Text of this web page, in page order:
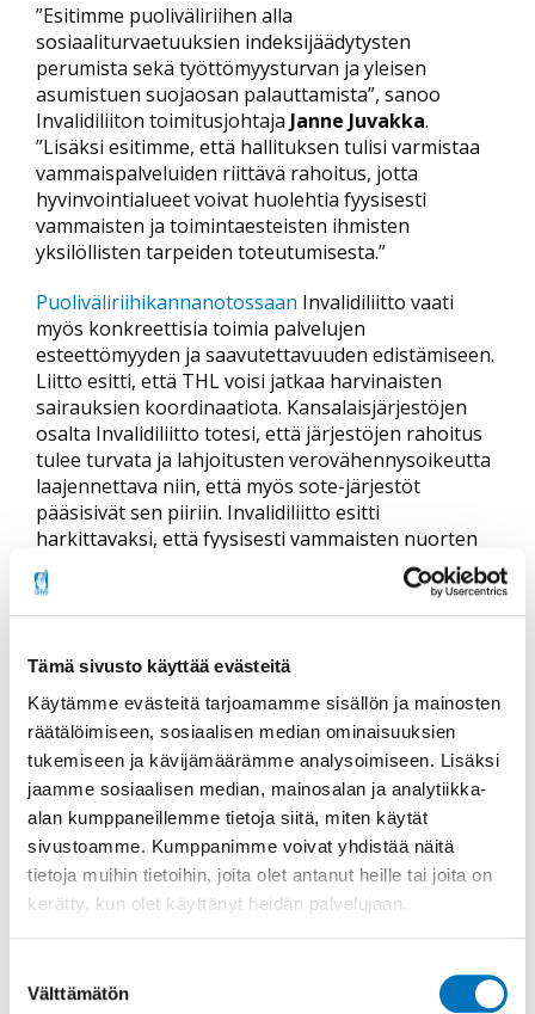
Tämä sivusto käyttää evästeitä
Käytämme evästeitä tarjoamamme sisällön ja mainosten
räätälöimiseen, sosiaalisen median ominaisuuksien
tukemiseen ja kävijämäärämme analysoimiseen. Lisäksi
jaamme sosiaalisen median, mainosalan ja analytiikka-
alan kumppaneillemme tietoja siitä, miten käytät
sivustoamme. Kumppanimme voivat yhdistää näitä
tietoja muihin tietoihin, joita olet antanut heille tai joita on
kerätty, kun olet käyttänyt heidän palvelujaan.
valinta
Välttämätön
”Esitimme puoliväliriihen alla
sosiaaliturvaetuuksien indeksijäädytysten
perumista sekä työttömyysturvan ja yleisen
asumistuen suojaosan palauttamista”, sanoo
Invalidiliiton toimitusjohtaja Janne Juvakka.
”Lisäksi esitimme, että hallituksen tulisi varmistaa
vammaispalveluiden riittävä rahoitus, jotta
hyvinvointialueet voivat huolehtia fyysisesti
vammaisten ja toimintaesteisten ihmisten
yksilöllisten tarpeiden toteutumisesta.”
Puoliväliriihikannanotossaan Invalidiliitto vaati
myös konkreettisia toimia palvelujen
esteettömyyden ja saavutettavuuden edistämiseen.
Liitto esitti, että THL voisi jatkaa harvinaisten
sairauksien koordinaatiota. Kansalaisjärjestöjen
osalta Invalidiliitto totesi, että järjestöjen rahoitus
tulee turvata ja lahjoitusten verovähennysoikeutta
laajennettava niin, että myös sote-järjestöt
pääsisivät sen piiriin. Invalidiliitto esitti
harkittavaksi, että fyysisesti vammaisten nuorten
halukkuutta suorittaa asepalvelus selvitettäisiin,
koska pyörätuolia käyttäväkin voi palvella
isänmaata. Liitto kannusti hallitusta edistämään
Edellä mainituista asioista ainoastaan sote-
järjestöjen rahoitus mainitaan puoliväliriihen
päätöksissä. Ja sekin päinvastoin kuin esitimme, eli
hallitus leikkaa STEA-rahoitusta vielä 10 miljoonalla
eurolla. Hallituskauden järjestöavustusleikkausten
kokonaissumma on tällä hetkellä 140 miljoonaa
euroa. ”Sote-järjestöt ovat tehneet enemmän kuin
oman osansa talouden tasapainottamiseksi. On
hyvä huomioida, että järjestöiltä leikkaaminen voi
syvetessä niiden hintalappu kasvaa”, sanoo
Juvakka.